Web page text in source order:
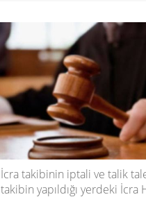
İcra takibinin iptali ve talik
takibin yapıldığı yerdeki İcra